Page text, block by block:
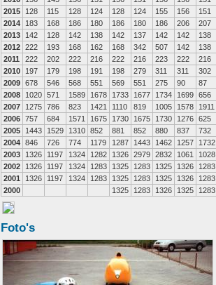
2015
128 115 128 124 128 124 155 156 151
2014
183 168 186 180 186 180 186 206 207
2013
142 128 142 138 142 137 142 142 138
2012 222 193 168 162 168 342 507 142 138
2011
222 202 222 216 222 216 223 222 216
2010
197 179 198 191 198 279 311 311 302
2009 678 546 568 551 569 551 275 90 87
2008
1020 571 1589 1678 1733 1677 1734 1699 656
2007
1275 786 823 1421 1110 819 1005 1578 1911
2006 757 684 1571 1675 1730 1675 1730 1276 625
2005
1443 1529 1310 852 881 852 880 837 732
2004 846 726 774 1179 1287 1443 1462 1257 1732
2003
1326 1197 1324 1282 1326 2979 2832 1061 1028
2002
1326 1197 1324 1283 1325 1283 1325 1326 1283
2001
1326 1197 1324 1283 1325 1283 1325 1326 1283
2000
1325 1283 1326 1325 1283
Foto's